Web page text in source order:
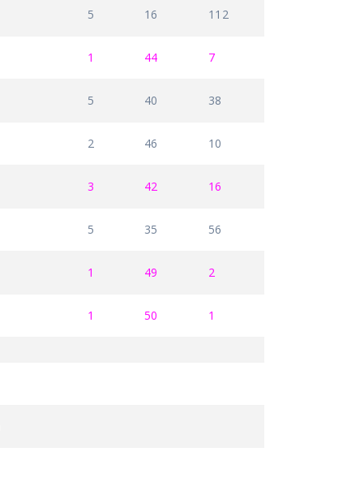
5 16 112
1 44 7
5 40 38
2 46 10
3 42 16
5 35 56
1 49 2
1 50 1